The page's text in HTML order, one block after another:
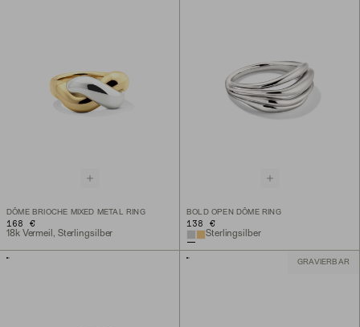
DÔME BRIOCHE MIXED METAL RING
168 €
18k Vermeil, Sterlingsilber
BOLD OPEN DÔME RING
138 €
Sterlingsilber
GRAVIERBAR